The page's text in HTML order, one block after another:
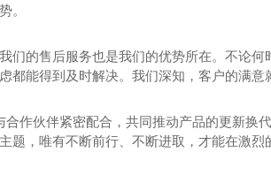
。
们的售后服务也是我们的优势所在。不论
都能得到及时解决。我们深知，客户的满意
合作伙伴紧密配合，共同推动产品的更新换
题，唯有不断前行、不断进取，才能在激烈